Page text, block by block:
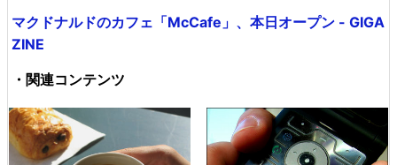
マクドナルドのカフェ「McCafe」、本日オープン - GIGA
ZINE
・関連コンテンツ